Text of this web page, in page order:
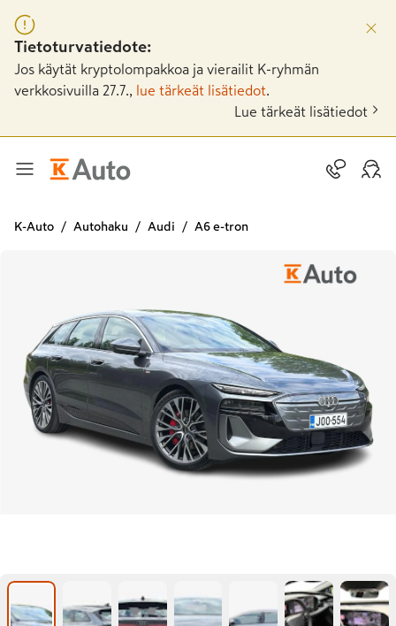
Tietoturvatiedote:
Jos käytät kryptolompakkoa ja vierailit K-ryhmän
verkkosivuilla 27.7.,
lue tärkeät lisätiedot
Lue tärkeät lisätiedot
K-Auto Autohaku Audi A6 e-tron